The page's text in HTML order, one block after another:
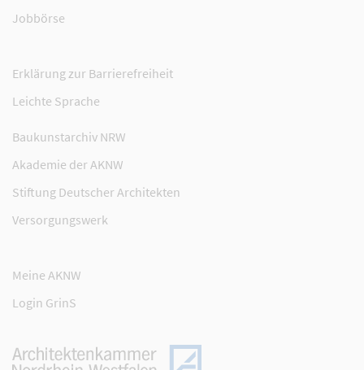
Jobbörse
Erklärung zur Barrierefreiheit
Leichte Sprache
Baukunstarchiv NRW
Akademie der AKNW
Stiftung Deutscher Architekten
Versorgungswerk
Meine AKNW
Login GrinS